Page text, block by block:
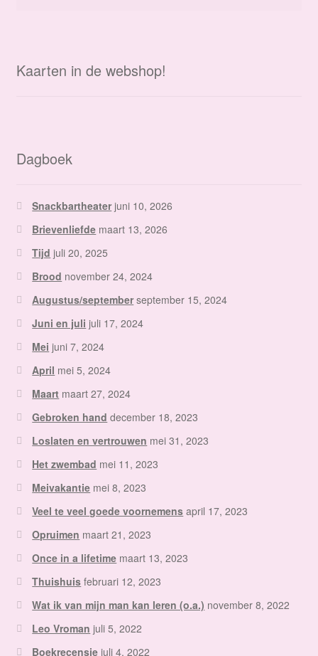
Kaarten in de webshop!
Dagboek
Snackbartheater juni 10, 2026
Brievenliefde maart 13, 2026
Tijd juli 20, 2025
Brood november 24, 2024
Augustus/september september 15, 2024
Juni en juli juli 17, 2024
Mei juni 7, 2024
April mei 5, 2024
Maart maart 27, 2024
Gebroken hand december 18, 2023
Loslaten en vertrouwen mei 31, 2023
Het zwembad mei 11, 2023
Meivakantie mei 8, 2023
Veel te veel goede voornemens april 17, 2023
Opruimen maart 21, 2023
Once in a lifetime maart 13, 2023
Thuishuis februari 12, 2023
Wat ik van mijn man kan leren (o.a.) november 8, 2022
Leo Vroman juli 5, 2022
Boekrecensie juli 4, 2022